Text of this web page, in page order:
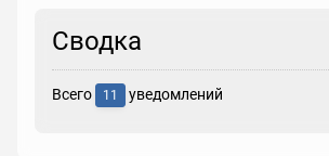
Сводка
Всего 11 уведомлений